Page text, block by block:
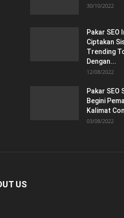
30/10/2022
Pakar SEO
Ciptakan
Trending
Dengan...
12/08/2022
Pakar SEO
Begini
Kalimat
03/08/2022
US